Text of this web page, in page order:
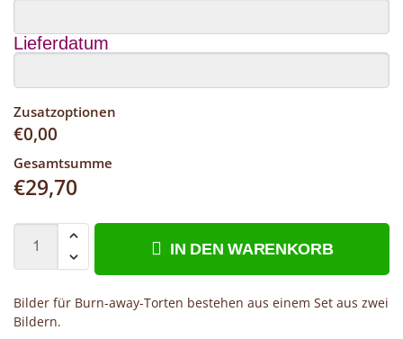
Lieferdatum
Zusatzoptionen
€0,00
Gesamtsumme
€29,70
IN DEN WARENKORB
Bilder für Burn-away-Torten bestehen aus einem Set aus zwei
Bildern.